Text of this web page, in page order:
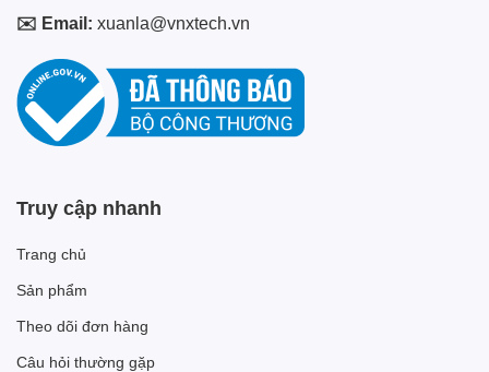
✉️ Email: xuanla@vnxtech.vn
Truy cập nhanh
Trang chủ
Sản phẩm
Theo dõi đơn hàng
Câu hỏi thường gặp